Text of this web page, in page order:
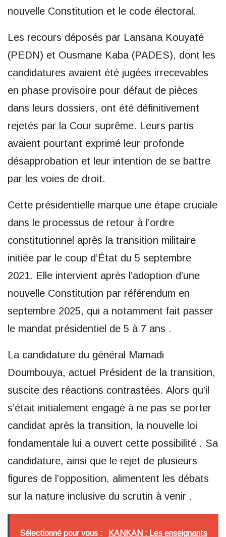
nouvelle Constitution et le code électoral.
Les recours déposés par Lansana Kouyaté
(PEDN) et Ousmane Kaba (PADES), dont les
candidatures avaient été jugées irrecevables
en phase provisoire pour défaut de pièces
dans leurs dossiers, ont été définitivement
rejetés par la Cour suprême. Leurs partis
avaient pourtant exprimé leur profonde
désapprobation et leur intention de se battre
par les voies de droit.
Cette présidentielle marque une étape cruciale
dans le processus de retour à l’ordre
constitutionnel après la transition militaire
initiée par le coup d’État du 5 septembre
2021. Elle intervient après l’adoption d’une
nouvelle Constitution par référendum en
septembre 2025, qui a notamment fait passer
le mandat présidentiel de 5 à 7 ans .
La candidature du général Mamadi
Doumbouya, actuel Président de la transition,
suscite des réactions contrastées. Alors qu’il
s’était initialement engagé à ne pas se porter
candidat après la transition, la nouvelle loi
fondamentale lui a ouvert cette possibilité . Sa
candidature, ainsi que le rejet de plusieurs
figures de l’opposition, alimentent les débats
sur la nature inclusive du scrutin à venir .
Sélectionné pour vous : KANKAN : Les enseignants